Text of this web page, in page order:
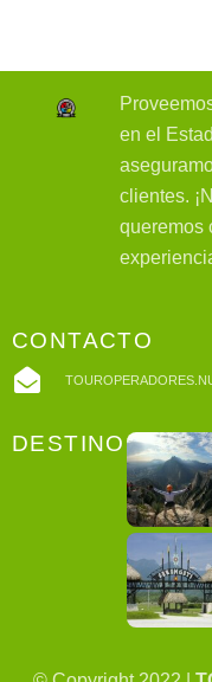
en el
clientes.
queremos
CONTACTO
DESTINOS